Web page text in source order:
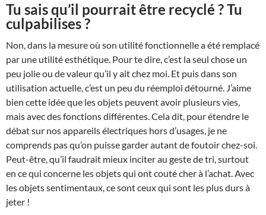
Tu sais qu’il pourrait être recyclé ? Tu
culpabilises ?
Non, dans la mesure où son utilité fonctionnelle a été remplacé
par une utilité esthétique. Pour te dire, c’est la seul chose un
peu jolie ou de valeur qu’il y ait chez moi. Et puis dans son
utilisation actuelle, c’est un peu du réemploi détourné. J’aime
bien cette idée que les objets peuvent avoir plusieurs vies,
mais avec des fonctions différentes. Cela dit, pour étendre le
débat sur nos appareils électriques hors d’usages, je ne
comprends pas qu’on puisse garder autant de foutoir chez-soi.
Peut-être, qu’il faudrait mieux inciter au geste de tri, surtout
en ce qui concerne les objets qui ont couté cher à l’achat. Avec
les objets sentimentaux, ce sont ceux qui sont les plus durs à
jeter !